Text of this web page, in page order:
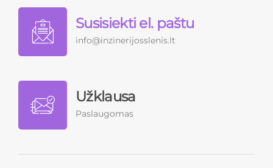
Susisiekti el. paštu
info@inzinerijosslenis.lt
Užklausa
Paslaugomas